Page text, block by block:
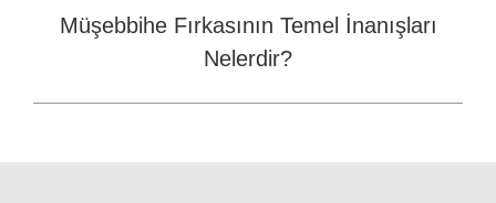
Next
post:
Müşebbihe Fırkasının Temel İnanışları
Nelerdir?